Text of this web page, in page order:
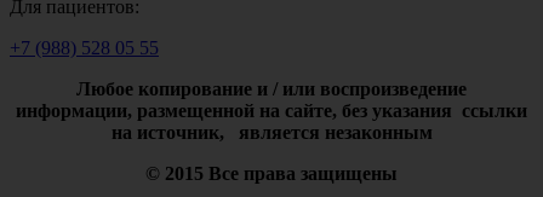
Для пациентов:
+7 (988) 528 05 55
Любое копирование и / или воспроизведение
информации, размещенной на сайте, без указания ссылки
на источник, является незаконным
© 2015 Все права защищены